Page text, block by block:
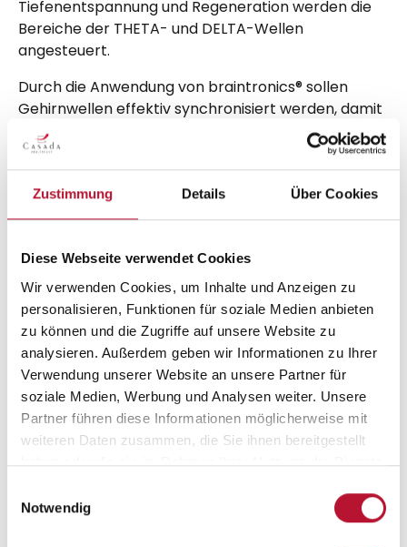
Zustimmung Details Über Cookies
Diese Webseite verwendet Cookies
Wir verwenden Cookies, um Inhalte und Anzeigen zu
personalisieren, Funktionen für soziale Medien anbieten
zu können und die Zugriffe auf unsere Website zu
analysieren. Außerdem geben wir Informationen zu Ihrer
Verwendung unserer Website an unsere Partner für
soziale Medien, Werbung und Analysen weiter. Unsere
Partner führen diese Informationen möglicherweise mit
weiteren Daten zusammen, die Sie ihnen bereitgestellt
haben oder die sie im Rahmen Ihrer Nutzung der Dienste
Notwendig
Tiefenentspannung und Regeneration werden die
Bereiche der THETA- und DELTA-Wellen
angesteuert.
Durch die Anwendung von braintronics® sollen
Gehirnwellen effektiv synchronisiert werden, damit
gezielt ein bestimmter mentaler Zustand herstellt
werden kann. Je nach eigenem Interesse kann so
das Gehirn in den idealen Zustand zum Lernen,
Entspannen oder Träumen gebracht werden.
Wichtig ist, dass unser Gehirn Zeit zum Lernen
durchschnittlich drei Wochen benötigen, um sich
neu zu verknüpfen. Regelmäßig angewandt, verhilft
das Body & Mind syncSystem dem Gehirn Stress
besser zu verarbeiten, Ängsten nicht nachzugeben,
sich ausgeglichener zu fühlen und mental, wie auch
körperlich gesteigerte Leistung zu erbringen.